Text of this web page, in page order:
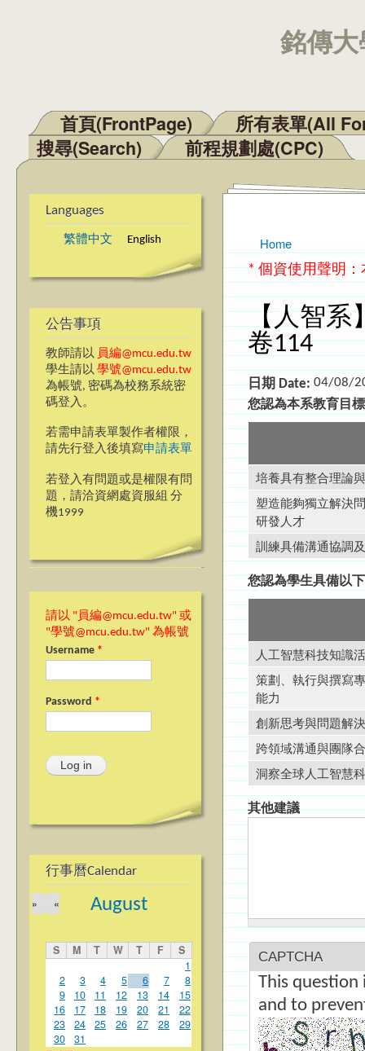
銘傳
Main menu
首頁(FrontPage)
所有表單(All
搜尋(Search)
前程規劃處(CPC)
Languages
繁體中文 English
公告事項
教師請以 員編@mcu.edu.tw
學生請以 學號@mcu.edu.tw
為帳號, 密碼為校務系統密
碼登入。
若需申請表單製作者權限，
請先行登入後填寫申請表單
若登入有問題或是權限有問
題，請洽資網處資服組 分
機1999
請以 "員編@mcu.edu.tw" 或
"學號@mcu.edu.tw" 為帳號
Username *
Password *
行事曆Calendar
August
«
»
S M T W T F
S
1
2
3 4 5 6 7
8
9
10 11 12 13 14
15
16
17 18 19 20 21
22
23
24 25 26 27 28
29
30
31
You are here
Home
* 個資使用聲明
【人智系
卷114
日期 Date:04/08/
您認為本系教育目
培養具有整合理論
塑造能夠獨立解決
研發人才
訓練具備溝通協調
您認為學生具備以
人工智慧科技知識
策劃、執行與撰寫
能力
創新思考與問題解
跨領域溝通與團隊
洞察全球人工智慧
其他建議
CAPTCHA
This
and to